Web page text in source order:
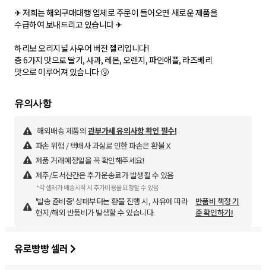
✈ 저희는 해외구매대행 업체로 주문이 들어오면 새로운 제품을
수급하여 보내드리고 있습니다 ✈
하리보 오리지널 사우어 버전 젤리입니다!
총 6가지 맛으로 딸기, 사과, 레몬, 오렌지, 파인애플, 라즈베리
맛으로 이루어져 있습니다 🤧
유의사항
해외배송 제품의 관부가세 유의사항 확인 필수!
파손 위험 / 택배사 과실로 인한 파손은 환불 X
제품 거래예정일을 꼭 확인해주세요!
제주/도서산간은 추가운송료가 발생될 수 있음
*각 셀러가 배송시작 시 추가비용을 요청할 수 있음
'발송 준비중' 상태부터는 환불 진행 시, 사유에 따라
현지/해외 반품비가 발생할 수 있습니다.
반품비 책정 기
준 확인하기!
유로빵빵 셀러